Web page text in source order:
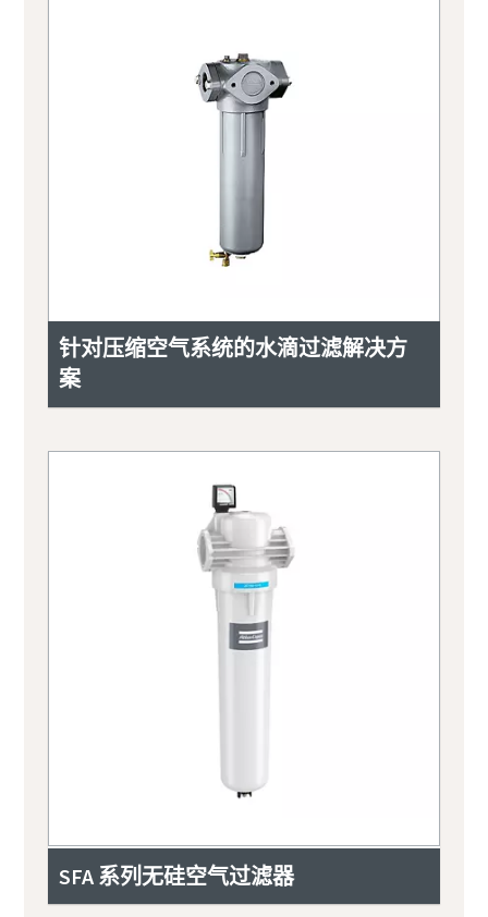
针对压缩空气系统的水滴过滤解决方
案
SFA 系列无硅空气过滤器